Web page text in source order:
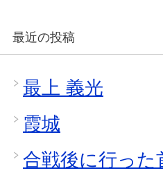
最近の投稿
最上 義光
霞城
合戦後に行った